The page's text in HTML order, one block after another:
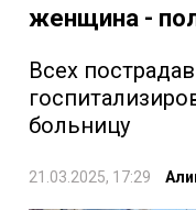
женщина -
Всех
больницу
21.03.2025, 17:29